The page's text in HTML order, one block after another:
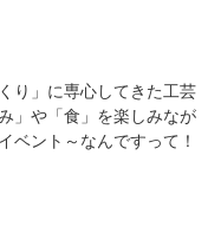
り」に専心してきた工芸
」や「食」を楽しみなが
ベント～なんですって！